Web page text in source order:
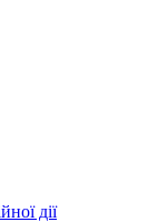
дії